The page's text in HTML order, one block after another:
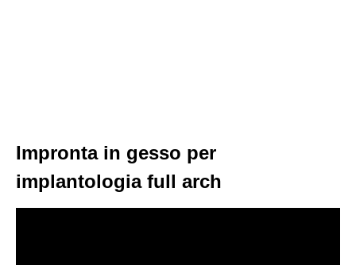
Impronta in gesso per
implantologia full arch